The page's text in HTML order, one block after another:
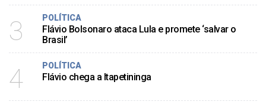
3 POLÍTICA
Flávio Bolsonaro ataca Lula e promete ‘salvar o
Brasil’
4 POLÍTICA
Flávio chega a Itapetininga